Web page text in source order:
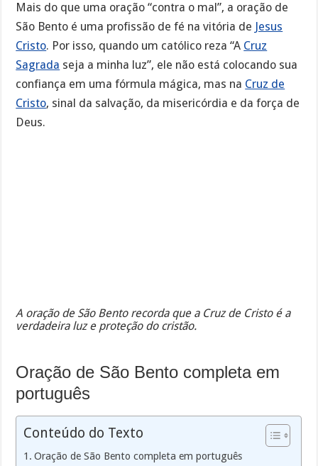
Mais do que uma oração “contra o mal”, a oração de
São Bento é uma profissão de fé na vitória de Jesus
Cristo. Por isso, quando um católico reza “A Cruz
Sagrada seja a minha luz”, ele não está colocando sua
confiança em uma fórmula mágica, mas na Cruz de
Cristo, sinal da salvação, da misericórdia e da força de
Deus.
A oração de São Bento recorda que a Cruz de Cristo é a
verdadeira luz e proteção do cristão.
Oração de São Bento completa em
português
Conteúdo do Texto
Oração de São Bento completa em português